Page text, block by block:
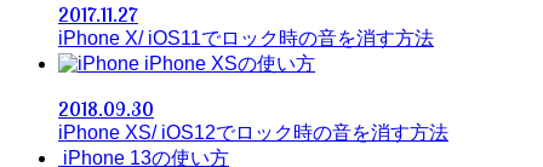
2017.11.27
iPhone X/ iOS11でロック時の音を消す方法
iPhone XSの使い方
2018.09.30
iPhone XS/ iOS12でロック時の音を消す方法
iPhone 13の使い方